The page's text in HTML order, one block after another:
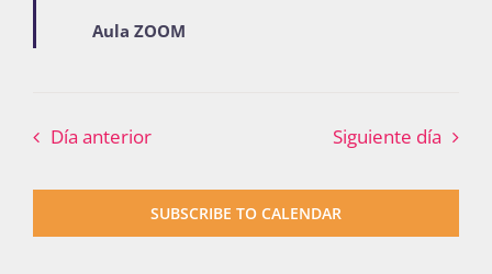
Aula ZOOM
Día anterior Siguiente día
SUBSCRIBE TO CALENDAR